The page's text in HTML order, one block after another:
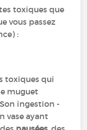
toxiques que
vous passez
:
toxiques qui
muguet
ingestion -
vase ayant